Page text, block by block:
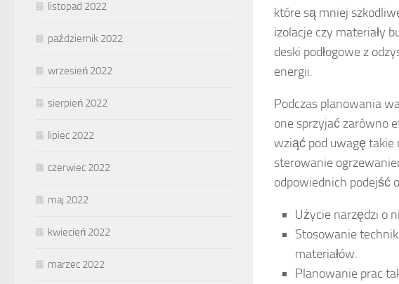
które są mniej
izolacje czy materiały
deski podłogowe z
energii.
Podczas planowania
one sprzyjać zarówno
wziąć pod uwagę
sterowanie
odpowiednich podejść
Użycie narzędzi o
Stosowanie
materiałów.
Planowanie prac
listopad 2022
październik 2022
wrzesień 2022
sierpień 2022
lipiec 2022
czerwiec 2022
maj 2022
kwiecień 2022
marzec 2022